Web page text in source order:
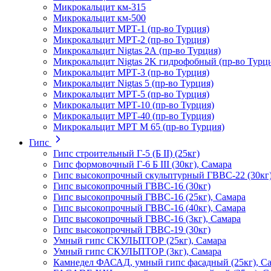
Микрокальцит км-315
Микрокальцит км-500
Микрокальцит МРТ-1 (пр-во Турция)
Микрокальцит МРТ-2 (пр-во Турция)
Микрокальцит Nigtas 2А (пр-во Турция)
Микрокальцит Nigtas 2K гидрофобный (пр-во
Микрокальцит МРТ-3 (пр-во Турция)
Микрокальцит Nigtas 5 (пр-во Турция)
Микрокальцит МРТ-5 (пр-во Турция)
Микрокальцит МРТ-10 (пр-во Турция)
Микрокальцит МРТ-40 (пр-во Турция)
Микрокальцит МРТ М 65 (пр-во Турция)
Гипс
Гипс строительный Г-5 (Б II) (25кг)
Гипс формовочный Г-6 Б III (30кг), Самара
Гипс высокопрочный скульптурный ГВВС-22
Гипс высокопрочный ГВВС-16 (30кг)
Гипс высокопрочный ГВВС-16 (25кг), Самара
Гипс высокопрочный ГВВС-16 (40кг), Самара
Гипс высокопрочный ГВВС-16 (3кг), Самара
Гипс высокопрочный ГВВС-19 (30кг)
Умный гипс СКУЛЬПТОР (25кг), Самара
Умный гипс СКУЛЬПТОР (3кг), Самара
Камнедел ФАСАД, умный гипс фасадный (25кг),